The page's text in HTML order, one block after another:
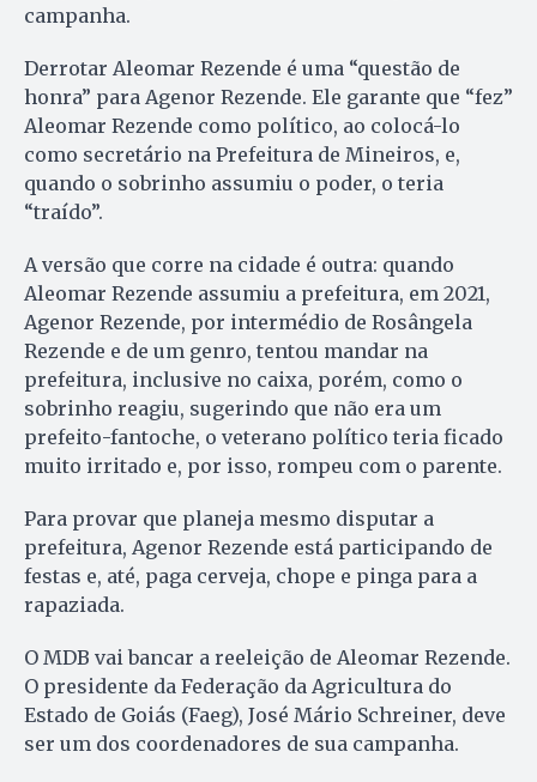
campanha.
Derrotar Aleomar Rezende é uma “questão de
honra” para Agenor Rezende. Ele garante que “fez”
Aleomar Rezende como político, ao colocá-lo
como secretário na Prefeitura de Mineiros, e,
quando o sobrinho assumiu o poder, o teria
“traído”.
A versão que corre na cidade é outra: quando
Aleomar Rezende assumiu a prefeitura, em 2021,
Agenor Rezende, por intermédio de Rosângela
Rezende e de um genro, tentou mandar na
prefeitura, inclusive no caixa, porém, como o
sobrinho reagiu, sugerindo que não era um
prefeito-fantoche, o veterano político teria ficado
muito irritado e, por isso, rompeu com o parente.
Para provar que planeja mesmo disputar a
prefeitura, Agenor Rezende está participando de
festas e, até, paga cerveja, chope e pinga para a
rapaziada.
O MDB vai bancar a reeleição de Aleomar Rezende.
O presidente da Federação da Agricultura do
Estado de Goiás (Faeg), José Mário Schreiner, deve
ser um dos coordenadores de sua campanha.